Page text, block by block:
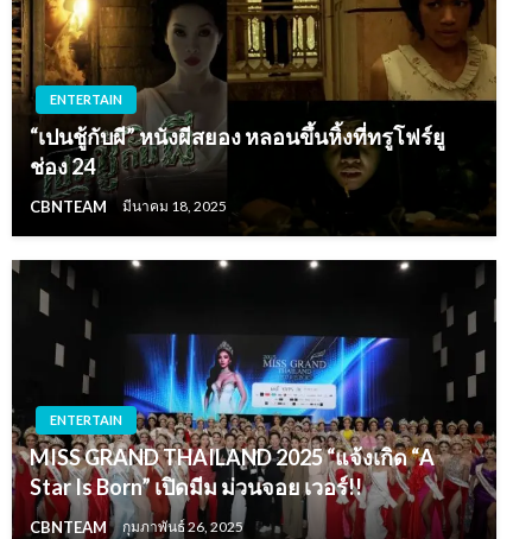
ENTERTAIN
“เปนชู้กับผี” หนังผีสยอง หลอนขึ้นหิ้งที่ทรูโฟร์ยู
ช่อง 24
CBNTEAM มีนาคม 18, 2025
ENTERTAIN
MISS GRAND THAILAND 2025 “แจ้งเกิด “A
Star Is Born” เปิดมีม ม่วนจอย เวอร์!!
CBNTEAM กุมภาพันธ์ 26, 2025